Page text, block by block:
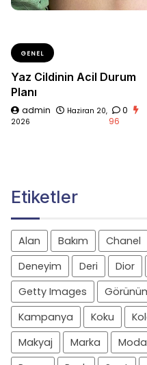
GENEL
Yaz Cildinin Acil Durum
Planı
admin
Haziran 20,
2026
0
96
Etiketler
Alan Bakım Chanel
Deneyim
Deri Dior
Getty Images
Kampanya
Koku
Makyaj
Marka Moda